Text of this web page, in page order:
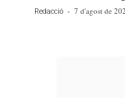
Redacció - 7 d'agost de